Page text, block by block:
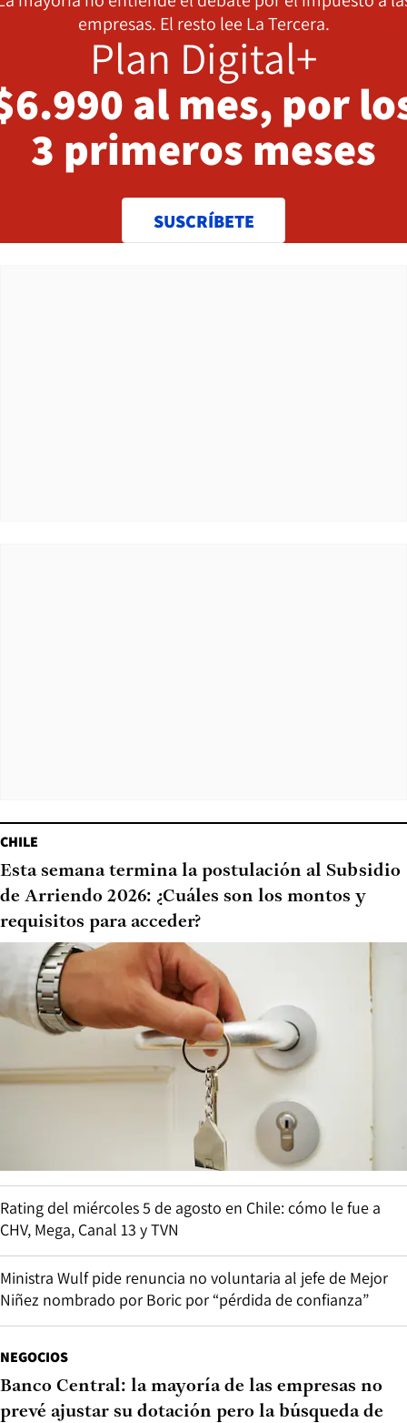
empresas. El resto lee La Tercera.
Plan Digital+
al mes, por
3 primeros meses
SUSCRÍBETE
CHILE
Esta semana termina la postulación al Subsidio
de Arriendo 2026: ¿Cuáles son los montos y
requisitos para acceder?
Rating del miércoles 5 de agosto en Chile: cómo le fue a
CHV, Mega, Canal 13 y TVN
Ministra Wulf pide renuncia no voluntaria al jefe de Mejor
Niñez nombrado por Boric por “pérdida de confianza”
NEGOCIOS
Banco Central: la mayoría de las empresas no
prevé ajustar su dotación pero la búsqueda de